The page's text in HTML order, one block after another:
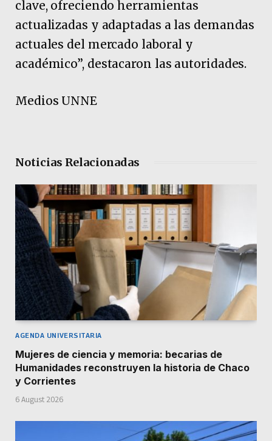
clave, ofreciendo herramientas
actualizadas y adaptadas a las demandas
actuales del mercado laboral y
académico”, destacaron las autoridades.
Medios UNNE
Noticias Relacionadas
AGENDA UNIVERSITARIA
Mujeres de ciencia y memoria: becarias de
Humanidades reconstruyen la historia de Chaco
y Corrientes
6 August 2026